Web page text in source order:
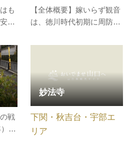
も
産
【全体概要】嫁いらず観音
は、徳川時代初期に周防一
豪農が奇進したもの。いつ
竹藪の中にある二体は、老
後の無病息災と家族の手数
を煩わすことなく極楽往生
を叫えてくれる霊験で、一
体を「嫁いらず観音」一体
を「ぼけ…
戦
に
妙法寺
下関・秋吉台・宇部エ
リア